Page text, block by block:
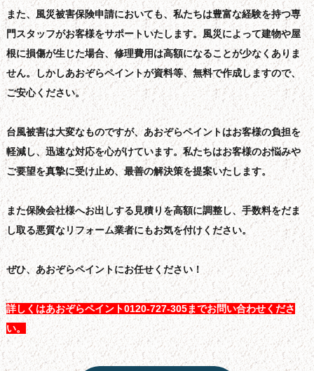
また、風災被害保険申請においても、私たちは豊富な経験を持つ専
門スタッフがお客様をサポートいたします。風災によって建物や屋
根に損傷が生じた場合、修理費用は高額になることが少なくありま
せん。しかしあおぞらペイントが資料等、無料で作成しますので、
ご安心ください。
台風被害は大変なものですが、あおぞらペイントはお客様の負担を
軽減し、迅速な対応を心がけています。私たちはお客様のお悩みや
ご要望を真摯に受け止め、最善の解決策を提案いたします。
また保険会社様へお出しする見積りを高額に調整し、手数料をだま
し取る悪質なリフォーム業者にもお気を付けください。
ぜひ、あおぞらペイントにお任せください！
詳しくはあおぞらペイント0120-727-305までお問い合わせくださ
い。